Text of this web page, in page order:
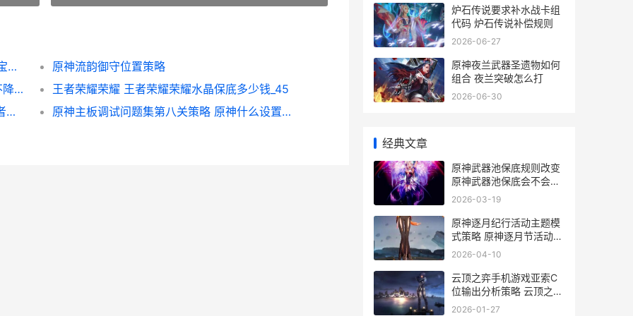
原神琉形蜃境宝箱在哪里里锦集 新版蜃境寻宝攻略
原神流韵御守位置策略
王者荣耀荣耀S24全分段数据出炉：澜胜率不降反升 王者荣耀荣耀水晶可以送人吗
王者荣耀荣耀 王者荣耀荣耀水晶保底多少钱_45
王者荣耀荣耀S23赛季绝顶射手排名是谁 王者荣耀荣耀之章
原神主板调试问题集第八关策略 原神什么设置吃cpu
炉石传说要求补水战卡组
代码 炉石传说补偿规则
2026-06-27
原神夜兰武器圣遗物如何
组合 夜兰突破怎么打
2026-06-30
经典文章
原神武器池保底规则改变
原神武器池保底会不会出
延续
2026-03-19
原神逐月纪行活动主题模
式策略 原神逐月节活动内
容
2026-04-10
云顶之弈手机游戏亚索C
位输出分析策略 云顶之弈
手机游戏排行榜
2026-01-27